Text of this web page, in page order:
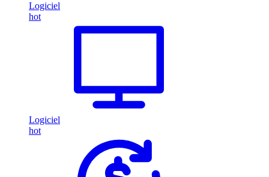
Logiciel
hot
Logiciel
hot